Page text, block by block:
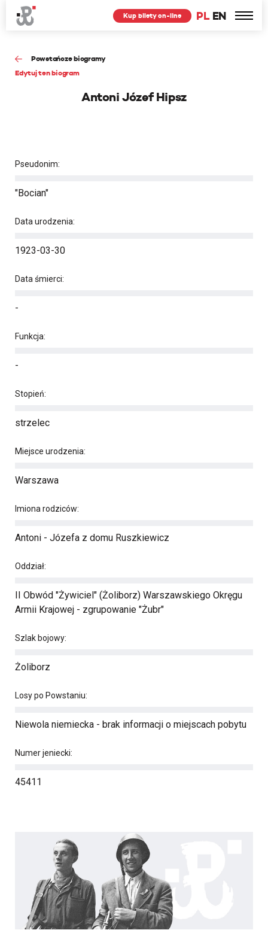
PL EN
Kup bilety on-line
Powstańcze biogramy
Edytuj ten biogram
Antoni Józef Hipsz
Pseudonim:
"Bocian"
Data urodzenia:
1923-03-30
Data śmierci:
-
Funkcja:
-
Stopień:
strzelec
Miejsce urodzenia:
Warszawa
Imiona rodziców:
Antoni - Józefa z domu Ruszkiewicz
Oddział:
II Obwód "Żywiciel" (Żoliborz) Warszawskiego Okręgu
Armii Krajowej - zgrupowanie "Żubr"
Szlak bojowy:
Żoliborz
Losy po Powstaniu:
Niewola niemiecka - brak informacji o miejscach pobytu
Numer jeniecki:
45411